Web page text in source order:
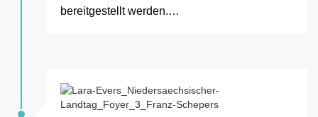
bereitgestellt werden.…